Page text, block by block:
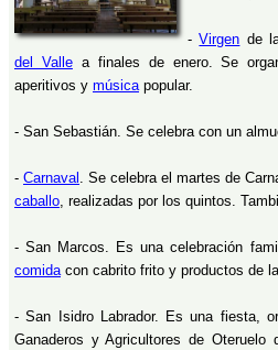
-Virgen de
del Vallea finales de enero. Se
aperitivos y músicapopular.
- San Sebastián. Se celebra con un
- Carnaval . Se celebra el martes de
caballo, realizadas por los quintos.
- San Marcos. Es una celebración
comidacon cabrito frito y productos de
- San Isidro Labrador. Es una fiesta,
Ganaderos y Agricultores de